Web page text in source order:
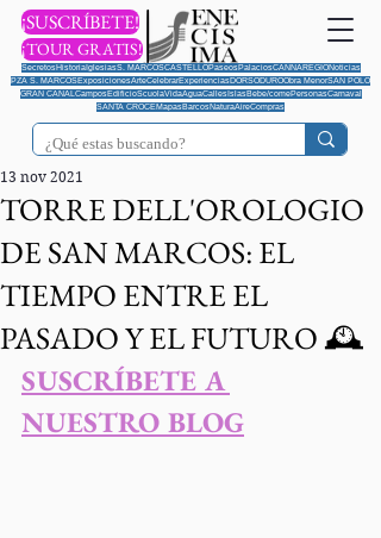
¡SUSCRÍBETE!
¡TOUR GRATIS!
SecretosHistoriaIglesiasS. MARCOSCASTELLOPaseosPalaciosCANNAREGIONoticias
PZA S. MARCOSExposicionesArteCelebrarExperienciasDORSODUROObra MenorSAN POLO
GRAN CANAL CamposEdificioScuolaVidaAguaCallesIslasBebe/comePersonasCarnaval
SANTA CROCEMapasBarcosNaturaAireCompras
TORRE DELL'OROLOGIO
DE SAN MARCOS: EL
TIEMPO ENTRE EL
PASADO Y EL FUTURO 🕰️
13 nov 2021
SUSCRÍBETE A
NUESTRO BLOG